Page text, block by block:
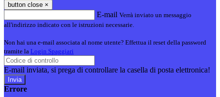
button close ×
E-mail Verrà inviato un messaggio
all'indirizzo indicato con le istruzioni necessarie.
Non hai una e-mail associata al nome utente? Effettua il reset della password
tramite la Login Spaggiari
E-mail inviata, si prega di controllare la casella di posta elettronica!
Errore